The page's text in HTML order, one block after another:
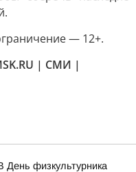
— 12+.
| СМИ |
физкультурника